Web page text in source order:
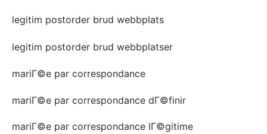
legitim postorder brud webbplats
legitim postorder brud webbplatser
mariГ©e par correspondance
mariГ©e par correspondance dГ©finir
mariГ©e par correspondance lГ©gitime